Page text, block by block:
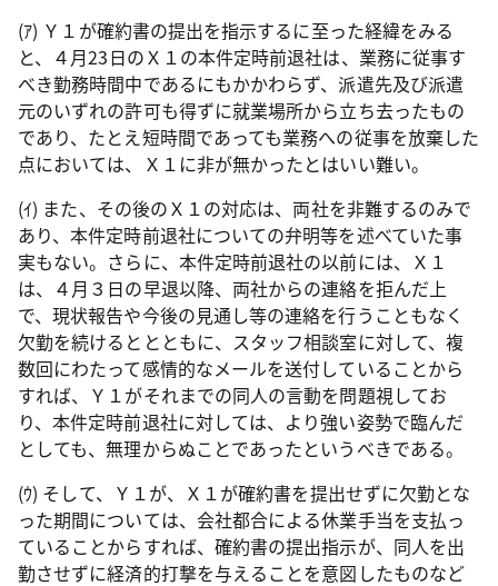
(ｱ) Ｙ１が確約書の提出を指示するに至った経緯をみる
と、４月23日のＸ１の本件定時前退社は、業務に従事す
べき勤務時間中であるにもかかわらず、派遣先及び派遣
元のいずれの許可も得ずに就業場所から立ち去ったもの
であり、たとえ短時間であっても業務への従事を放棄した
点においては、Ｘ１に非が無かったとはいい難い。
(ｲ) また、その後のＸ１の対応は、両社を非難するのみで
あり、本件定時前退社についての弁明等を述べていた事
実もない。さらに、本件定時前退社の以前には、Ｘ１
は、４月３日の早退以降、両社からの連絡を拒んだ上
で、現状報告や今後の見通し等の連絡を行うこともなく
欠勤を続けるととともに、スタッフ相談室に対して、複
数回にわたって感情的なメールを送付していることから
すれば、Ｙ１がそれまでの同人の言動を問題視してお
り、本件定時前退社に対しては、より強い姿勢で臨んだ
としても、無理からぬことであったというべきである。
(ｳ) そして、Ｙ１が、Ｘ１が確約書を提出せずに欠勤とな
った期間については、会社都合による休業手当を支払っ
ていることからすれば、確約書の提出指示が、同人を出
勤させずに経済的打撃を与えることを意図したものなど